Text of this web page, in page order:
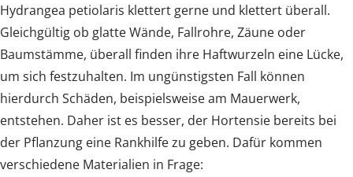
Hydrangea petiolaris klettert gerne und klettert überall.
Gleichgültig ob glatte Wände, Fallrohre, Zäune oder
Baumstämme, überall finden ihre Haftwurzeln eine Lücke,
um sich festzuhalten. Im ungünstigsten Fall können
hierdurch Schäden, beispielsweise am Mauerwerk,
entstehen. Daher ist es besser, der Hortensie bereits bei
der Pflanzung eine Rankhilfe zu geben. Dafür kommen
verschiedene Materialien in Frage: